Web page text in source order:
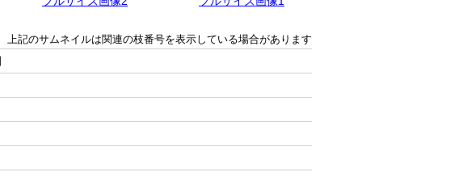
上記のサムネイルは関連の枝番号を表示している場合があります